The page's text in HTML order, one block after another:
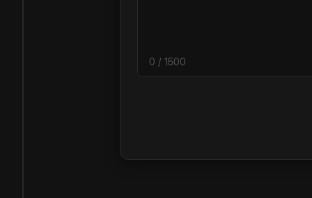
0 / 1500